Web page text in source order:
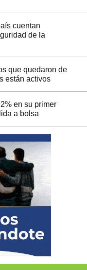
cuentan
de la
que quedaron de
están activos
en su primer
a bolsa